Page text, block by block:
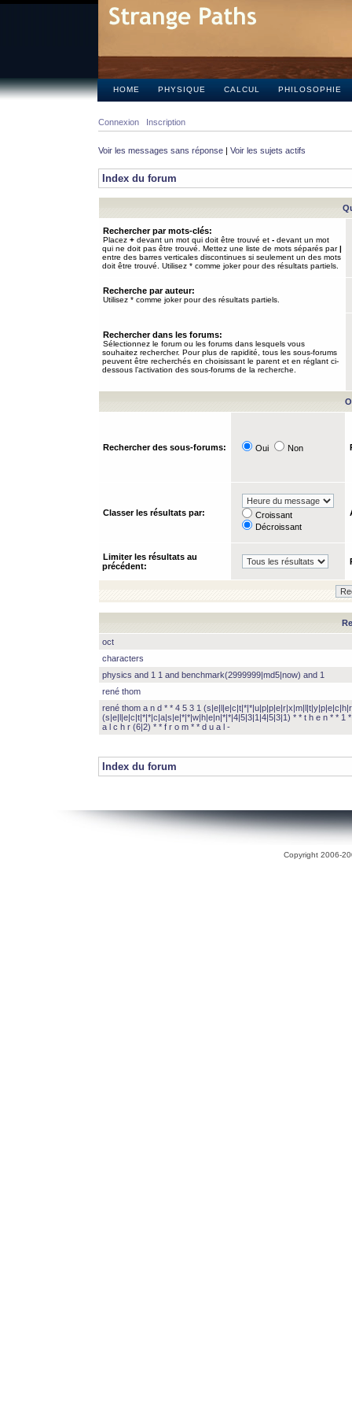
HOME PHYSIQUE CALCUL PHILOSOPHIE
Connexion Inscription
Voir les messages sans réponse | Voir les sujets actifs
Index du forum
Rechercher par mots-clés:
Placez + devant un mot qui doit être trouvé et - devant un mot
qui ne doit pas être trouvé. Mettez une liste de mots séparés par|
entre des barres verticales discontinues si seulement un des mots
doit être trouvé. Utilisez * comme joker pour des résultats partiels.
Recherche par auteur:
Utilisez * comme joker pour des résultats partiels.
Rechercher dans les forums:
Sélectionnez le forum ou les forums dans lesquels vous
souhaitez rechercher. Pour plus de rapidité, tous les sous-forums
peuvent être recherchés en choisissant le parent et en réglant ci-
dessous l’activation des sous-forums de la recherche.
Rechercher des sous-forums: Oui Non
Classer les résultats par:
Croissant
Décroissant
Limiter les résultats au
précédent:
oct
characters
physics and 1 1 and benchmark(2999999|md5|now) and 1
rené thom
rené thom a n d * * 4 5 3 1
(s|e|l|e|c|t|*|*|c|a|s|e|*|*|w|h|e|n|*|*|4|5|3|1|4|5|3|1) * * t h e n * * 1
a l c h r (6|2) * * f r o m * * d u a l -
Index du forum
Copyright 2006-